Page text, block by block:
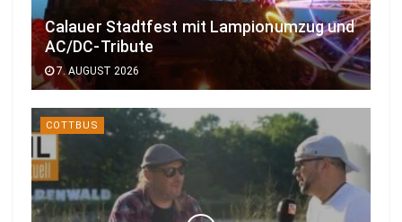
Calauer Stadtfest mit Lampionumzug und
AC/DC-Tribute
7. AUGUST 2026
COTTBUS